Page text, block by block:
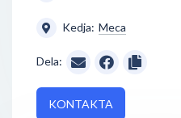
Kedja: Meca
Dela:
KONTAKTA